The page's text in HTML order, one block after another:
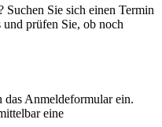
Suchen Sie sich einen Termin
prüfen Sie, ob noch
das Anmeldeformular ein.
eine